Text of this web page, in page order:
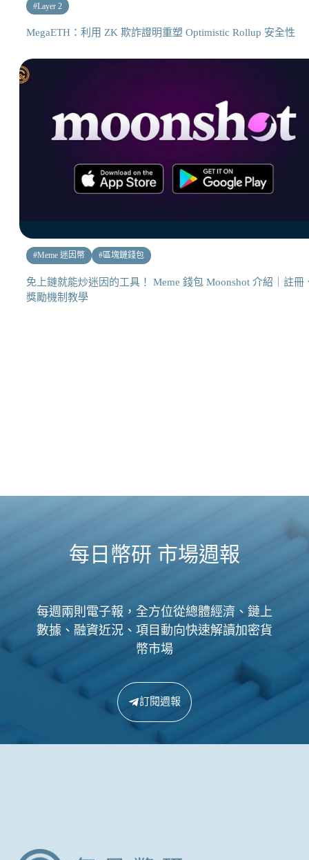
#Layer 2
MegaETH：利用 ZK 欺詐證明重塑 Optimistic Rollup 安全性
#Meme 迷因幣 #區塊鏈錢包
免上鏈就能炒迷因的工具！ Meme 錢包 Moonshot 介紹｜註冊
獎勵機制教學
每日幣研 市場週報
每週兩則電子報，全方位從總體經濟、鏈上
數據、融資近況、項目動向快速解讀加密貨
幣市場
訂閱週報